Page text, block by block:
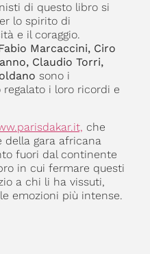
di questo libro si
lo spirito di
e il coraggio.
Marcaccini, Ciro
Claudio Torri,
sono i
i loro ricordi e
che
della gara africana
fuori dal continente
in cui fermare questi
a chi li ha vissuti,
emozioni più intense.